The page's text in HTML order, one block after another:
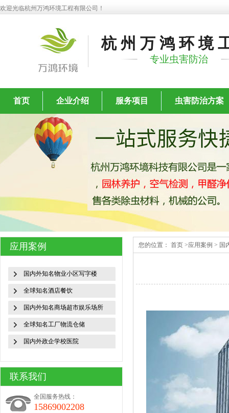
欢迎光临杭州万鸿环境工程有限公司！
杭州万鸿环境
专业虫害防治
首页 企业介绍 服务项目 虫害防治方案
应用案例
国内外知名物业小区写字楼
全球知名酒店餐饮
国内外知名商场超市娱乐场所
全球知名工厂物流仓储
国内外政企学校医院
联系我们
全国服务热线：
15869002208
您的位置： 首页 >应用案例 > 国